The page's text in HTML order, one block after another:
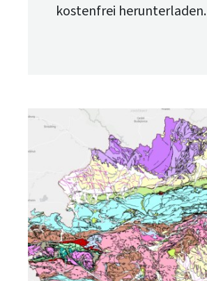
kostenfrei herunterladen.